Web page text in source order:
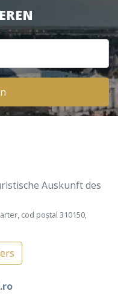
Auskunft des
cod poștal 310150,